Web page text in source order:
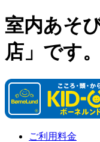
室内あそ
店」です。
ご利用料金